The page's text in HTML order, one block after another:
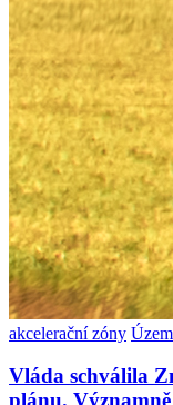
akcelerační zóny
Vláda schválila
plánu.